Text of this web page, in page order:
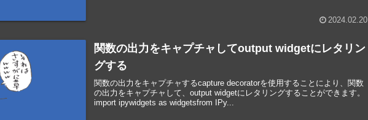
2024.02.20
関数の出力をキャプチャしてoutput widgetにレタリン
グする
関数の出力をキャプチャするcapture decoratorを使用することにより、関数
の出力をキャプチャして、output widgetにレタリングすることができます。
import ipywidgets as widgetsfrom IPy...